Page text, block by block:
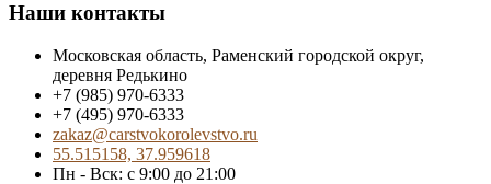
Наши контакты
Московская область, Раменский городской округ,
деревня Редькино
+7 (985) 970-6333
+7 (495) 970-6333
zakaz@carstvokorolevstvo.ru
55.515158, 37.959618
Пн - Вск: с 9:00 до 21:00